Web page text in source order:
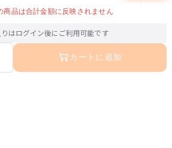
商品は合計金額に反映されません
はログイン後にご利用可能です
カートに追加